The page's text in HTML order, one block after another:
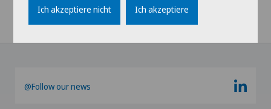
Home Spitäler Hôpital de Moutier Fachgebiete
@Follow our news
Ich akzeptiere nicht Ich akzeptiere